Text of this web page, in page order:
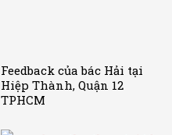
Feedback của bác Hải tại
Hiệp Thành, Quận 12
TPHCM